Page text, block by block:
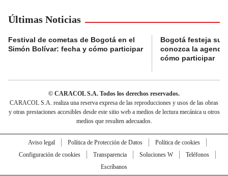
Últimas Noticias
Festival de cometas de Bogotá en el
Simón Bolívar: fecha y cómo participar
Bogotá festeja su
conozca la
cómo participar
© CARACOL S.A. Todos los derechos reservados.
CARACOL S.A. realiza una reserva expresa de las reproducciones y usos de las obras
y otras prestaciones accesibles desde este sitio web a medios de lectura mecánica u otros
medios que resulten adecuados.
Aviso legal Política de Protección de Datos
Política de cookies
Configuración de cookies
Transparencia Soluciones W
Teléfonos
Escríbanos